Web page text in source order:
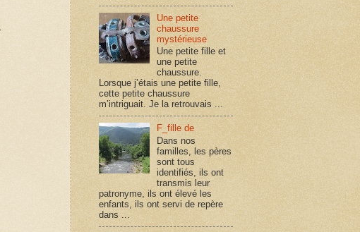
Une petite
chaussure
mystérieuse
Une petite fille et
une petite
chaussure.
Lorsque j’étais une petite fille,
cette petite chaussure
m’intriguait. Je la retrouvais ...
F_fille de
Dans nos
familles, les pères
sont tous
identifiés, ils ont
transmis leur
patronyme, ils ont élevé les
enfants, ils ont servi de repère
dans ...